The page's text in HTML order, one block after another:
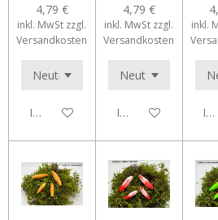
4,79 €
inkl. MwSt zzgl.
Versandkosten
In den Warenkorb
4,79 €
inkl. MwSt zzgl.
Versandkosten
In den Warenkorb
inkl.
In